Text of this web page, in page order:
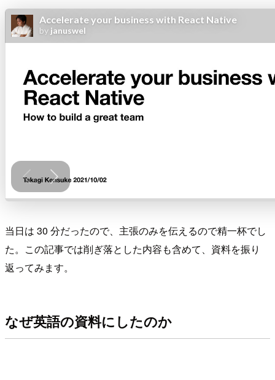
当日は 30 分だったので、主張のみを伝えるので精一杯でし
た。この記事では削ぎ落とした内容も含めて、資料を振り
返ってみます。
なぜ英語の資料にしたのか